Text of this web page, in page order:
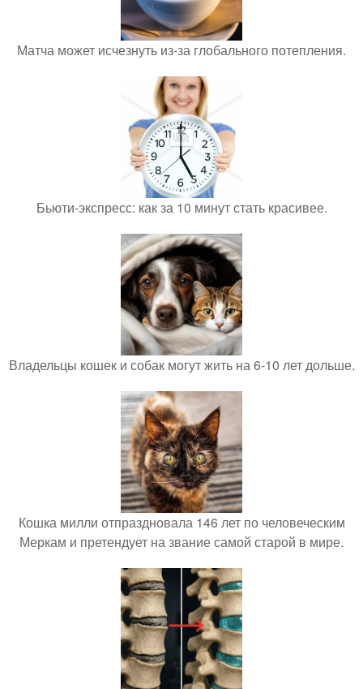
Матча может исчезнуть из-за глобального потепления.
Бьюти-экспресс: как за 10 минут стать красивее.
Владельцы кошек и собак могут жить на 6-10 лет дольше.
Кошка милли отпраздновала 146 лет по человеческим
Меркам и претендует на звание самой старой в мире.